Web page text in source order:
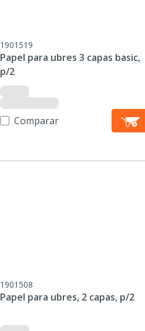
1901519
Papel para ubres 3 capas basic,
p/2
Comparar
1901508
Papel para ubres, 2 capas, p/2